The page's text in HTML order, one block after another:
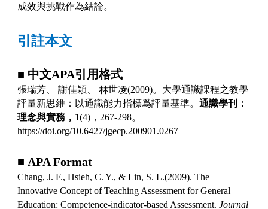
成效與挑戰作為結論。
引註本文
■ 中文APA引用格式
張瑞芳、 謝佳穎、 林世凌(2009)。大學通識課程之教學
評量新思維：以通識能力指標爲評量基準。通識學刊：
理念與實務， 1(4) ， 267-298。
https://doi.org/10.6427/jgecp.200901.0267
■ APA Format
Chang, J. F., Hsieh, C. Y., & Lin, S. L.(2009). The
Innovative Concept of Teaching Assessment for General
Education: Competence-indicator-based Assessment.Journal